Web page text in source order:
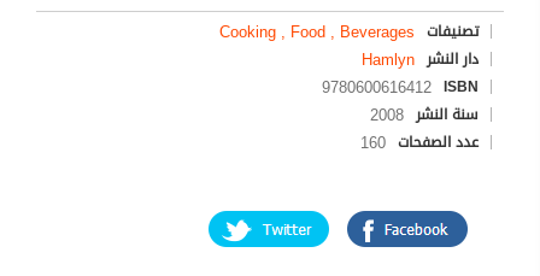
تصنيفات Cooking , Food , Beverages
دار النشر Hamlyn
ISBN
9780600616412
سنة النشر 2008
عدد الصفحات 160